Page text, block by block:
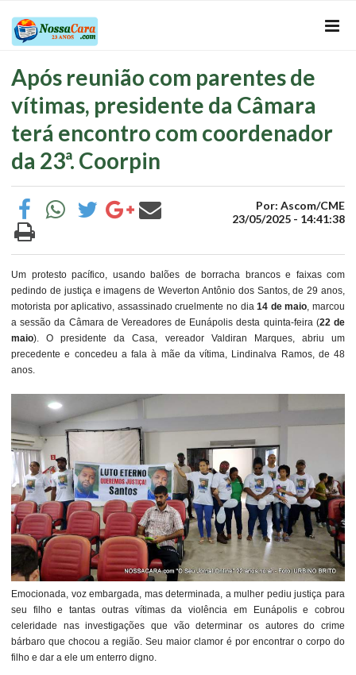
Após reunião com parentes de
vítimas, presidente da Câmara
terá encontro com coordenador
da 23ª. Coorpin
Por: Ascom/CME
23/05/2025 - 14:41:38
Um protesto pacífico, usando balões de borracha brancos e faixas com
pedindo de justiça e imagens de Weverton Antônio dos Santos, de 29 anos,
motorista por aplicativo, assassinado cruelmente no dia14 de maio, marcou
a sessão da Câmara de Vereadores de Eunápolis desta quinta-feira (22 de
maio). O presidente da Casa, vereador Valdiran Marques, abriu um
precedente e concedeu a fala à mãe da vítima, Lindinalva Ramos, de 48
anos.
Emocionada, voz embargada, mas determinada, a mulher pediu justiça para
seu filho e tantas outras vítimas da violência em Eunápolis e cobrou
celeridade nas investigações que vão determinar os autores do crime
bárbaro que chocou a região. Seu maior clamor é por encontrar o corpo do
filho e dar a ele um enterro digno.